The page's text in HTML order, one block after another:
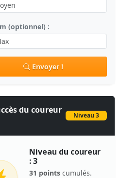
(optionnel) :
Envoyer !
du coureur
Niveau 3
Niveau du coureur
: 3
31 points cumulés.